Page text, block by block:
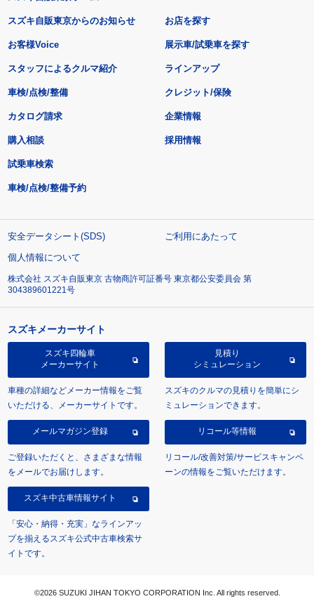
スズキ自販東京からのお知らせ
お客様Voice
スタッフによるクルマ紹介
お店を探す
展示車/試乗車を探す
ラインアップ
車検/点検/整備 クレジット/保険
カタログ請求
購入相談
試乗車検索
車検/点検/整備予約
企業情報
採用情報
安全データシート(SDS)
ご利用にあたって
個人情報について
株式会社 スズキ自販東京 古物商許可証番号 東京都公安委員会 第
304389601221号
スズキメーカーサイト
スズキ四輪車
メーカーサイト
車種の詳細などメーカー情報をご覧
いただける、メーカーサイトです。
見積り
シミュレーション
スズキのクルマの見積りを簡単にシ
ミュレーションできます。
メールマガジン登録
ご登録いただくと、さまざまな情報
をメールでお届けします。
リコール等情報
リコール/改善対策/サービスキャンペ
ーンの情報をご覧いただけます。
スズキ中古車情報サイト
「安心・納得・充実」なラインアッ
プを揃えるスズキ公式中古車検索サ
イトです。
©2026 SUZUKI JIHAN TOKYO CORPORATION Inc. All rights reserved.